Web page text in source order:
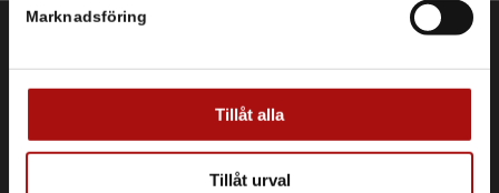
Marknadsföring
Tillåt alla
Tillåt urval
DIREKTKONTAKT
E-post: info@lectusproduktion.se